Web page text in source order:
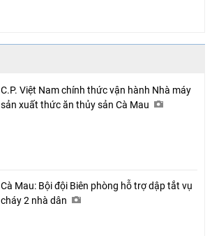
C.P. Việt Nam chính thức vận hành Nhà máy
sản xuất thức ăn thủy sản Cà Mau
Cà Mau: Bội đội Biên phòng hỗ trợ dập tắt vụ
cháy 2 nhà dân